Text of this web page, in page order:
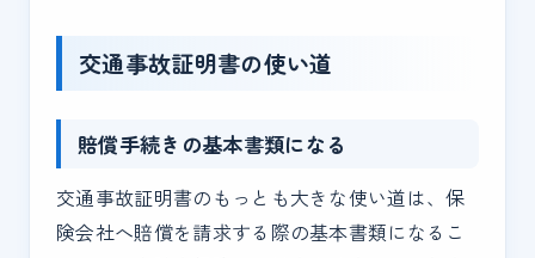
交通事故証明書の使い道
賠償手続きの基本書類になる
交通事故証明書のもっとも大きな使い道は、保
険会社へ賠償を請求する際の基本書類になるこ